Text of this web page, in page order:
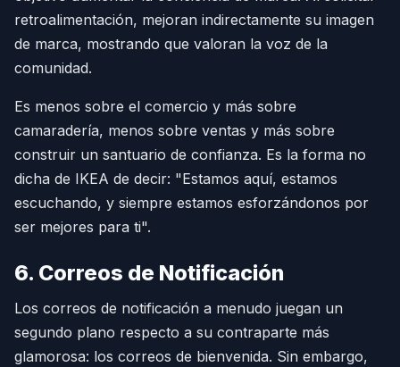
retroalimentación, mejoran indirectamente su imagen
de marca, mostrando que valoran la voz de la
comunidad.
Es menos sobre el comercio y más sobre
camaradería, menos sobre ventas y más sobre
construir un santuario de confianza. Es la forma no
dicha de IKEA de decir: "Estamos aquí, estamos
escuchando, y siempre estamos esforzándonos por
ser mejores para ti".
6. Correos de Notificación
Los correos de notificación a menudo juegan un
segundo plano respecto a su contraparte más
glamorosa: los correos de bienvenida. Sin embargo,